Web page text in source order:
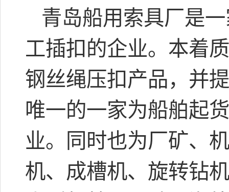
青岛船用索具厂是
工插扣的企业。本着
钢丝绳压扣产品，并
唯一的一家为船舶起
业。同时也为厂矿、
机、成槽机、旋转钻